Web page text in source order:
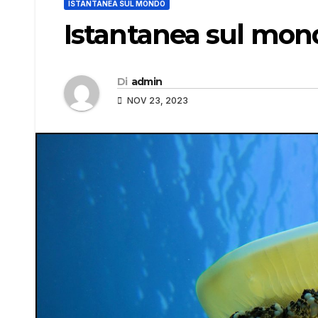
ISTANTANEA SUL MONDO
Istantanea sul
Di admin
NOV 23, 2023